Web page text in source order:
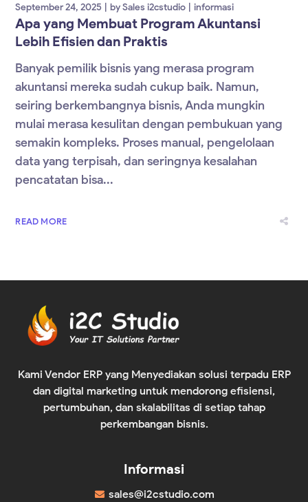
September 24, 2025 bySales i2cstudio informasi
Apa yang Membuat Program Akuntansi
Lebih Efisien dan Praktis
Banyak pemilik bisnis yang merasa program
akuntansi mereka sudah cukup baik. Namun,
seiring berkembangnya bisnis, Anda mungkin
mulai merasa kesulitan dengan pembukuan yang
semakin kompleks. Proses manual, pengelolaan
data yang terpisah, dan seringnya kesalahan
pencatatan bisa...
READ MORE
Kami Vendor ERP yang Menyediakan solusi terpadu ERP
dan digital marketing untuk mendorong efisiensi,
pertumbuhan, dan skalabilitas di setiap tahap
perkembangan bisnis.
Informasi
sales@i2cstudio.com